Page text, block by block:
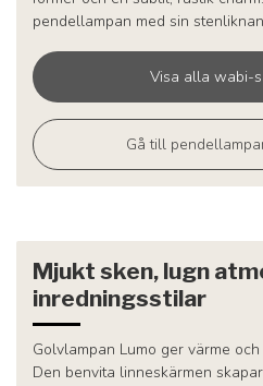
pendellampan med sin
Visa alla wabi-
Gå till
Mjukt sken, lugn
inredningsstilar
Golvlampan Lumo ger värme
Den benvita linneskärmen